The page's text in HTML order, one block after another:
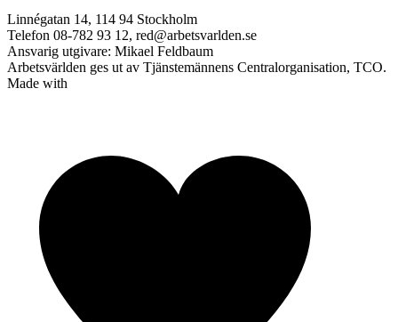
Linnégatan 14, 114 94 Stockholm
Telefon 08-782 93 12, red@arbetsvarlden.se
Ansvarig utgivare: Mikael Feldbaum
Arbetsvärlden ges ut av Tjänstemännens Centralorganisation, TCO.
Made with